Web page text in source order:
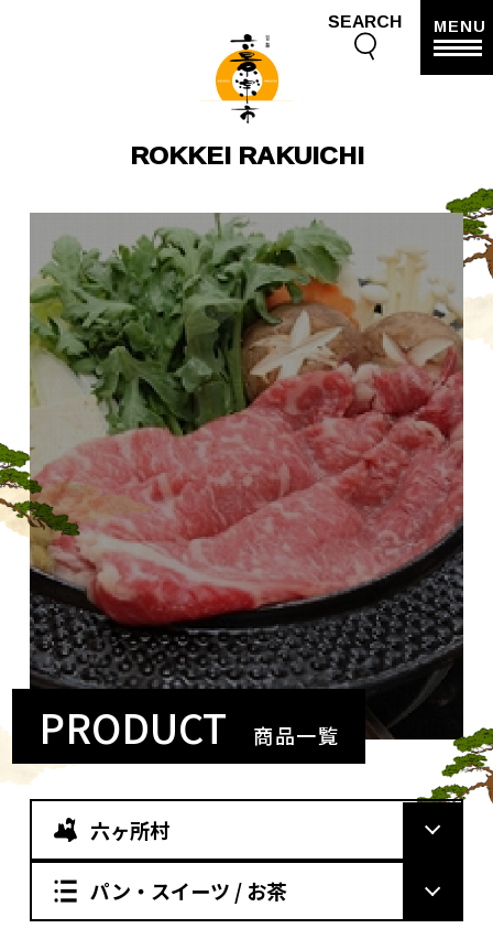
ROKKEI RAKUICHI
SEARCH MENU
PRODUCT 商品一覧
六ヶ所村
パン・スイーツ / お茶